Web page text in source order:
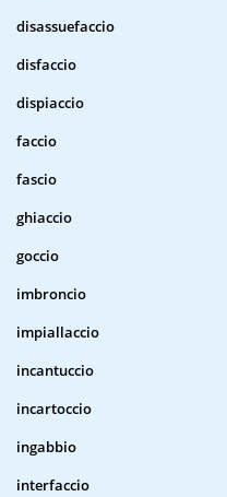
disassuefaccio
disfaccio
dispiaccio
faccio
fascio
ghiaccio
goccio
imbroncio
impiallaccio
incantuccio
incartoccio
ingabbio
interfaccio